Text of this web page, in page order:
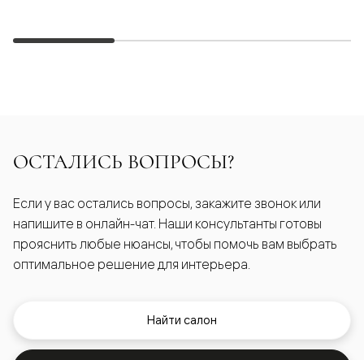
ОСТАЛИСЬ ВОПРОСЫ?
Если у вас остались вопросы, закажите звонок или
напишите в онлайн-чат. Наши консультанты готовы
прояснить любые нюансы, чтобы помочь вам выбрать
оптимальное решение для интерьера.
Найти салон